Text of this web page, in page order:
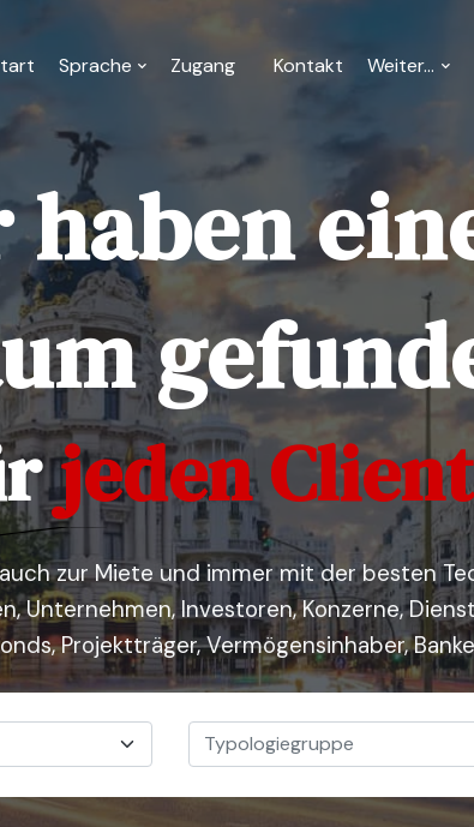
Sprache Zugang Kontakt Weiter...
jeden Client
zur Miete und immer mit der besten
Unternehmen, Investoren, Konzerne,
Projektträger, Vermögensinhaber,
Typologiegruppe